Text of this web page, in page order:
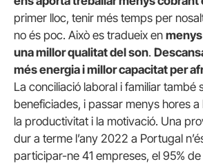
primer lloc, tenir més temps per
no és poc. Això es tradueix en
una millor qualitat del son.
més energia i millor capacitat per
La conciliació laboral i familiar també
beneficiades, i passar menys hores a
la productivitat i la motivació. Una
dur a terme l’any 2022 a Portugal
participar-ne 41 empreses, el 95%